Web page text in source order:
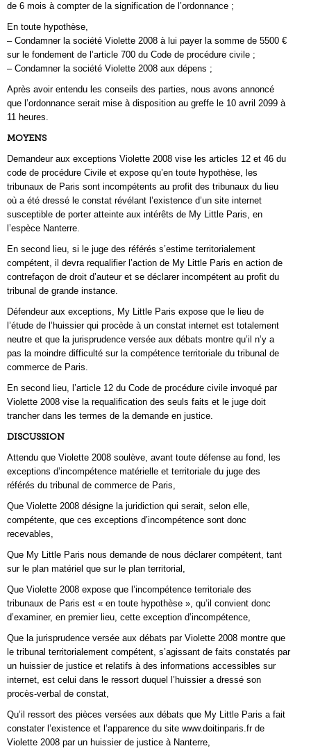
de 6 mois à compter de la signification de l’ordonnance ;
En toute hypothèse,
– Condamner la société Violette 2008 à lui payer la somme de 5500 €
sur le fondement de l’article 700 du Code de procédure civile ;
– Condamner la société Violette 2008 aux dépens ;
Après avoir entendu les conseils des parties, nous avons annoncé
que l’ordonnance serait mise à disposition au greffe le 10 avril 2099 à
11 heures.
MOYENS
Demandeur aux exceptions Violette 2008 vise les articles 12 et 46 du
code de procédure Civile et expose qu’en toute hypothèse, les
tribunaux de Paris sont incompétents au profit des tribunaux du lieu
où a été dressé le constat révélant l’existence d’un site internet
susceptible de porter atteinte aux intérêts de My Little Paris, en
l’espèce Nanterre.
En second lieu, si le juge des référés s’estime territorialement
compétent, il devra requalifier l’action de My Little Paris en action de
contrefaçon de droit d’auteur et se déclarer incompétent au profit du
tribunal de grande instance.
Défendeur aux exceptions, My Little Paris expose que le lieu de
l’étude de l’huissier qui procède à un constat internet est totalement
neutre et que la jurisprudence versée aux débats montre qu’il n’y a
pas la moindre difficulté sur la compétence territoriale du tribunal de
commerce de Paris.
En second lieu, l’article 12 du Code de procédure civile invoqué par
Violette 2008 vise la requalification des seuls faits et le juge doit
trancher dans les termes de la demande en justice.
DISCUSSION
Attendu que Violette 2008 soulève, avant toute défense au fond, les
exceptions d’incompétence matérielle et territoriale du juge des
référés du tribunal de commerce de Paris,
Que Violette 2008 désigne la juridiction qui serait, selon elle,
compétente, que ces exceptions d’incompétence sont donc
recevables,
Que My Little Paris nous demande de nous déclarer compétent, tant
sur le plan matériel que sur le plan territorial,
Que Violette 2008 expose que l’incompétence territoriale des
tribunaux de Paris est « en toute hypothèse », qu’il convient donc
d’examiner, en premier lieu, cette exception d’incompétence,
Que la jurisprudence versée aux débats par Violette 2008 montre que
le tribunal territorialement compétent, s’agissant de faits constatés par
un huissier de justice et relatifs à des informations accessibles sur
internet, est celui dans le ressort duquel l’huissier a dressé son
procès-verbal de constat,
Qu’il ressort des pièces versées aux débats que My Little Paris a fait
constater l’existence et l’apparence du site www.doitinparis.fr de
Violette 2008 par un huissier de justice à Nanterre,